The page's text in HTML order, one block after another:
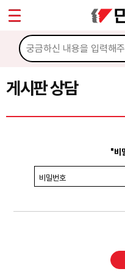
게시판 상담
"비
비밀번호
마이페이지
소개
소식
노동상담
권리찾기수첩 검색
찾아보기